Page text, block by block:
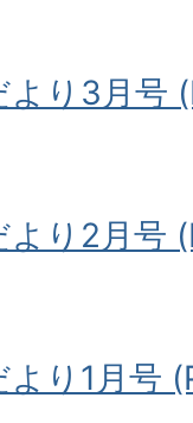
より3月号
より2月号
より1月号